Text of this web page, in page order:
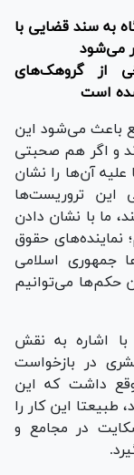
به سند قضایی با
می‌شود
از گروهک‌های
است
باعث می‌شود این
و اگر هم صحبتی
علیه آن‌ها را نشان
این تروریست‌ها
ما با نشان دادن
نماینده‌های حقوق
جمهوری اسلامی
حکم‌ها می‌توانیم
اشاره به نقش
در بازخواست
داشت که این
طبیعتا این کار را
در مجامع و